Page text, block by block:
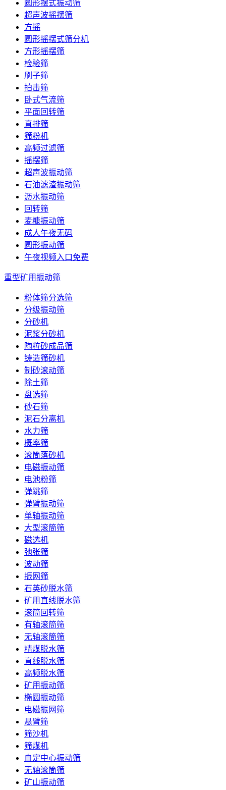
圆形摆式振动筛
超声波摇摆筛
方摇
圆形摇摆式筛分机
方形摇摆筛
检验筛
刷子筛
拍击筛
卧式气流筛
平面回转筛
直排筛
筛粉机
高频过滤筛
摇摆筛
超声波振动筛
石油滤渣振动筛
沥水振动筛
回转筛
麦糠振动筛
成人午夜无码
圆形振动筛
午夜视频入口免费
重型矿用振动筛
粉体筛分选筛
分级振动筛
分砂机
泥浆分砂机
陶粒砂成品筛
铸造筛砂机
制砂滚动筛
除土筛
盘选筛
砂石筛
泥石分离机
水力筛
概率筛
滚筒落砂机
电磁振动筛
电池粉筛
弹跳筛
弹臂振动筛
单轴振动筛
大型滚筒筛
磁选机
弛张筛
波动筛
振网筛
石英砂脱水筛
矿用直线脱水筛
滚筒回转筛
有轴滚筒筛
无轴滚筒筛
精煤脱水筛
直线脱水筛
高频脱水筛
矿用振动筛
椭圆振动筛
电磁振网筛
悬臂筛
筛沙机
筛煤机
自定中心振动筛
无轴滚筒筛
矿山振动筛